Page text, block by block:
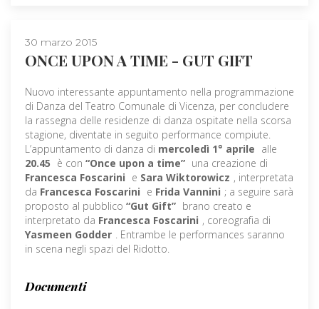
30 marzo 2015
ONCE UPON A TIME - GUT GIFT
Nuovo interessante appuntamento nella programmazione
di Danza del Teatro Comunale di Vicenza, per concludere
la rassegna delle residenze di danza ospitate nella scorsa
stagione, diventate in seguito performance compiute.
L’appuntamento di danza di mercoledì 1° aprile alle
20.45 è con “Once upon a time” una creazione di
Francesca Foscarini e Sara Wiktorowicz , interpretata
da Francesca Foscarini e Frida Vannini ; a seguire sarà
proposto al pubblico “Gut Gift” brano creato e
interpretato da Francesca Foscarini , coreografia di
Yasmeen Godder . Entrambe le performances saranno
in scena negli spazi del Ridotto.
Documenti